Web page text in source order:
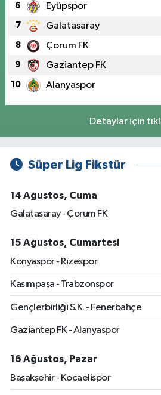
6 Eyüpspor
7 Galatasaray
8 Çorum FK
9 Gaziantep FK
10 Alanyaspor
Detaylar için
Süper Lig Fikstür
14 Ağustos, Cuma
Galatasaray - Çorum FK
15 Ağustos, Cumartesi
Konyaspor - Rizespor
Kasımpaşa - Trabzonspor
Gençlerbirliği S.K. - Fenerbahçe
Gaziantep FK - Alanyaspor
16 Ağustos, Pazar
Başakşehir - Kocaelispor